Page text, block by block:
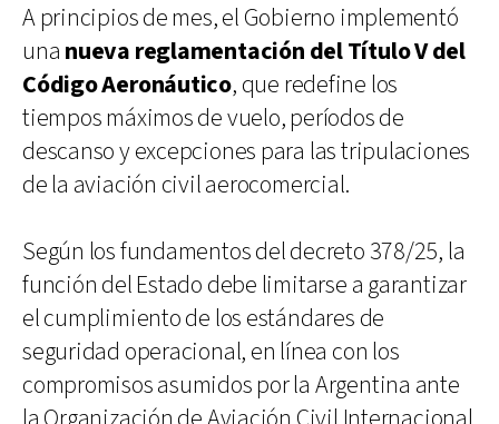
A principios de mes, el Gobierno implementó
una nueva reglamentación del Título V del
Código Aeronáutico, que redefine los
tiempos máximos de vuelo, períodos de
descanso y excepciones para las tripulaciones
de la aviación civil aerocomercial.
Según los fundamentos del decreto 378/25, la
función del Estado debe limitarse a garantizar
el cumplimiento de los estándares de
seguridad operacional, en línea con los
compromisos asumidos por la Argentina ante